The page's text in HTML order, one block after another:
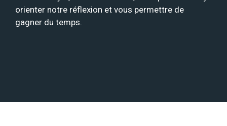
orienter notre réflexion et vous permettre de
gagner du temps.